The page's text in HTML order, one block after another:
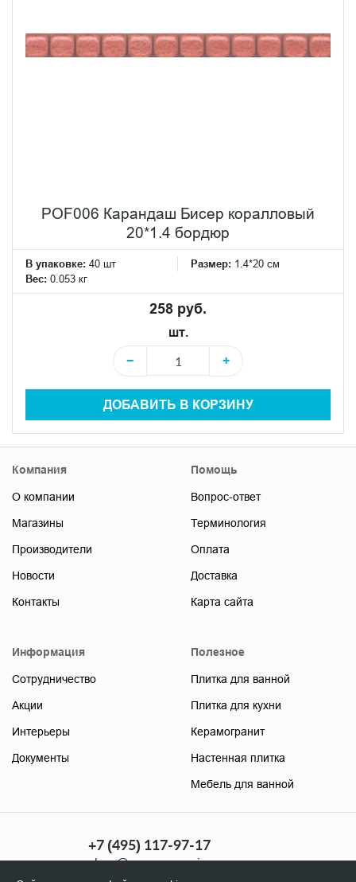
POF006 Карандаш Бисер коралловый
20*1.4 бордюр
В упаковке: 40 шт Размер: 1.4*20 см
Вес: 0.053 кг
258 руб.
шт.
−
+
ДОБАВИТЬ В КОРЗИНУ
Компания
О компании
Магазины
Производители
Новости
Контакты
Помощь
Вопрос-ответ
Терминология
Оплата
Доставка
Карта сайта
Информация
Сотрудничество
Акции
Интерьеры
Документы
Полезное
Плитка для ванной
Плитка для кухни
Керамогранит
Настенная плитка
Мебель для ванной
+7 (495) 117-97-17
shop@soyuzceramica.ru